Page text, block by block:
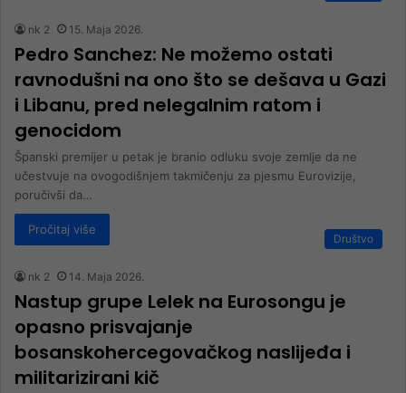
nk 2 15. Maja 2026.
Pedro Sanchez: Ne možemo ostati
ravnodušni na ono što se dešava u Gazi
i Libanu, pred nelegalnim ratom i
genocidom
Španski premijer u petak je branio odluku svoje zemlje da ne
učestvuje na ovogodišnjem takmičenju za pjesmu Eurovizije,
poručivši da…
Pročitaj više
Društvo
nk 2 14. Maja 2026.
Nastup grupe Lelek na Eurosongu je
opasno prisvajanje
bosanskohercegovačkog naslijeđa i
militarizirani kič